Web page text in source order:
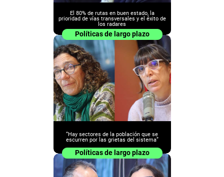
El 80% de rutas en buen estado, la
prioridad de vías transversales y el éxito de
los radares
Políticas de largo plazo
“Hay sectores de la población que se
escurren por las grietas del sistema”
Políticas de largo plazo